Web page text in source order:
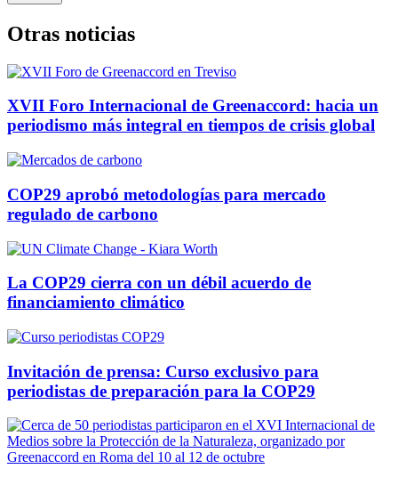
Otras noticias
XVII Foro Internacional de Greenaccord: hacia un
periodismo más integral en tiempos de crisis global
COP29 aprobó metodologías para mercado
regulado de carbono
La COP29 cierra con un débil acuerdo de
financiamiento climático
Invitación de prensa: Curso exclusivo para
periodistas de preparación para la COP29